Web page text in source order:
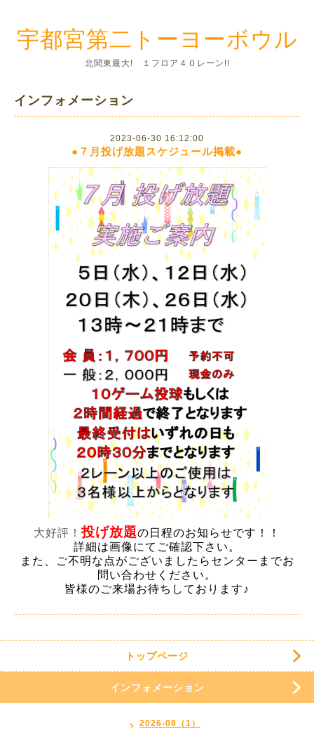
宇都宮第二トーヨーボウル
北関東最大! １フロア４０レーン!!
インフォメーション
2023-06-30 16:12:00
●７月投げ放題スケジュール掲載●
大好評！投げ放題の日程のお知らせです！！
詳細は画像にてご確認下さい。
また、ご不明な点がございましたらセンターまでお
問い合わせください。
皆様のご来場お待ちしております♪
トップページ
インフォメーション
2026-08（1）